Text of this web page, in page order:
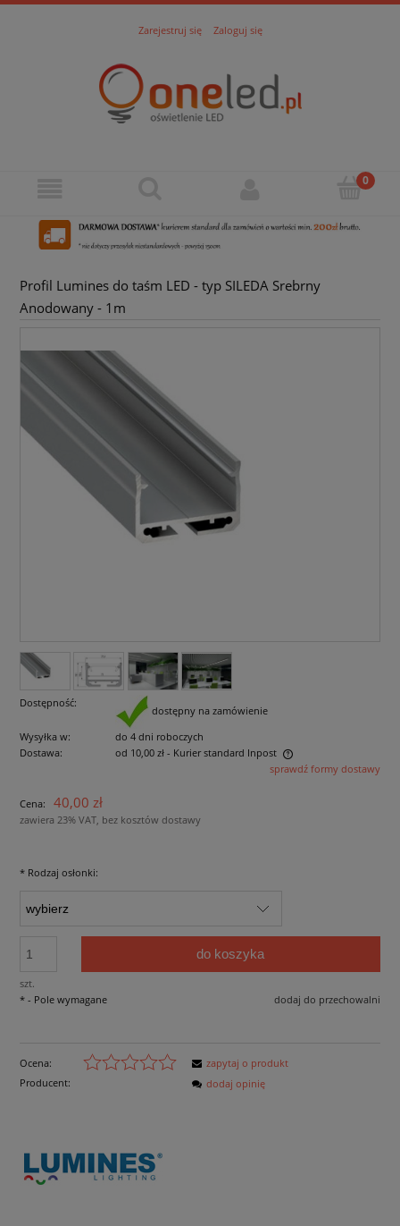
Zarejestruj się Zaloguj się
Profil Lumines do taśm LED - typ SILEDA Srebrny
Anodowany - 1m
Dostępność:
dostępny na zamówienie
Wysyłka w:
do 4 dni roboczych
Dostawa:
od 10,00 zł - Kurier standard Inpost
Cena nie zawiera ewentualnych kosztów płatnościsprawdź formy dostawy
Cena: 40,00 zł
zawiera 23% VAT, bez kosztów dostawy
* Rodzaj osłonki:
szt.
do koszyka
dodaj do przechowalni
* - Pole wymagane
Ocena:
Producent:
zapytaj o produkt
dodaj opinię